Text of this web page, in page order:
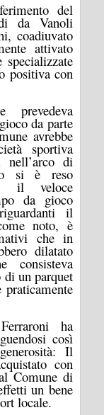
del
da Vanoli
coadiuvato
attivato
specializzate
positiva con
prevedeva
da parte
avrebbe
sportiva
nell’arco di
si è reso
il veloce
da gioco
il
noto, è
che in
dilatato
consisteva
un parquet
ha
così
Il
con
Comune di
un bene
locale.